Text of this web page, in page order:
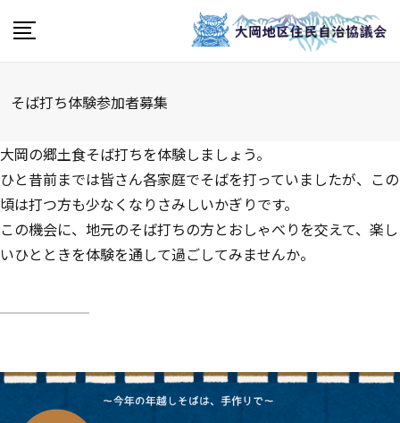
そば打ち体験参加者募集
大岡の郷土食そば打ちを体験しましょう。
ひと昔前までは皆さん各家庭でそばを打っていましたが、この
頃は打つ方も少なくなりさみしいかぎりです。
この機会に、地元のそば打ちの方とおしゃべりを交えて、楽し
いひとときを体験を通して過ごしてみませんか。